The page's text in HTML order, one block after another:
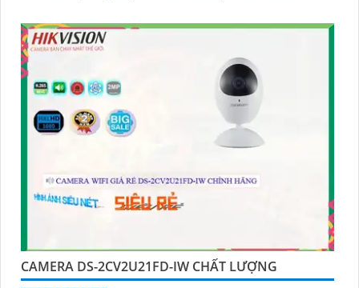
CAMERA DS-2CV2U21FD-IW CHẤT LƯỢNG